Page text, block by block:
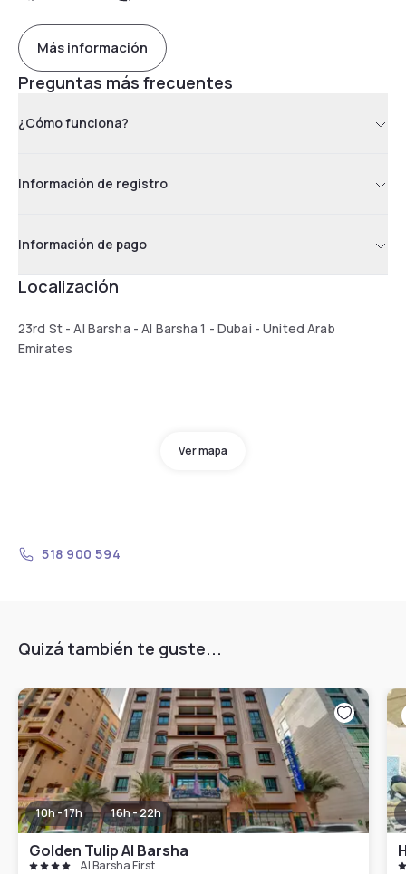
Más información
Preguntas más frecuentes
¿Cómo funciona?
Información de registro
Información de pago
Localización
23rd St - Al Barsha - Al Barsha 1 - Dubai - United Arab
Emirates
Ver mapa
518 900 594
Quizá también te guste...
10h - 17h 16h - 22h
Golden Tulip Al Barsha
Al Barsha First